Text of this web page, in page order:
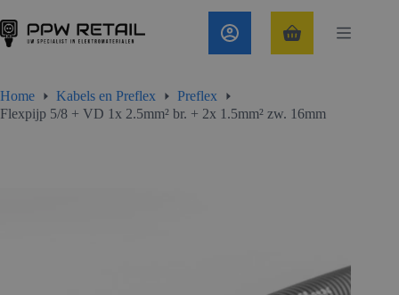
naar
de
Winkelwagen
Home Kabels en Preflex
Preflex
Flexpijp 5/8 + VD 1x 2.5mm² br. + 2x 1.5mm² zw. 16mm